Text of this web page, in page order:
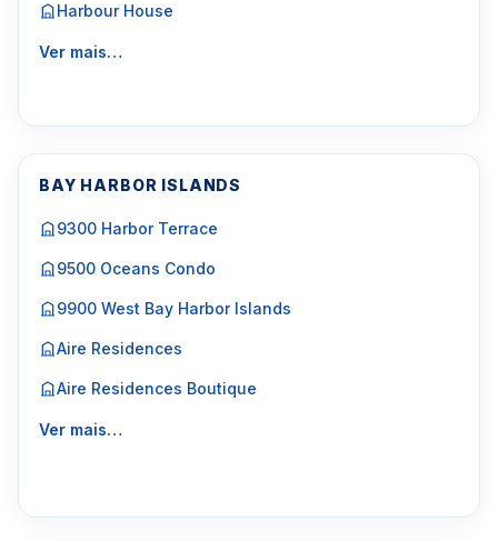
Harbour House
Ver mais…
BAY HARBOR ISLANDS
9300 Harbor Terrace
9500 Oceans Condo
9900 West Bay Harbor Islands
Aire Residences
Aire Residences Boutique
Ver mais…